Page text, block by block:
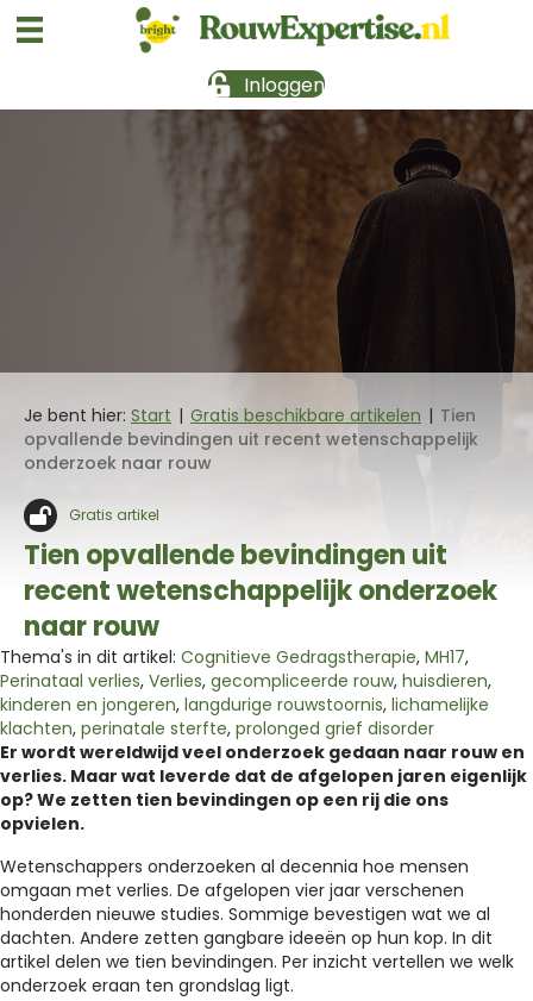
Inloggen
Je bent hier: Start | Gratis beschikbare artikelen | Tien
opvallende bevindingen uit recent wetenschappelijk
onderzoek naar rouw
Gratis artikel
Tien opvallende bevindingen uit
recent wetenschappelijk onderzoek
naar rouw
Thema's in dit artikel: Cognitieve Gedragstherapie, MH17,
Perinataal verlies, Verlies, gecompliceerde rouw, huisdieren,
kinderen en jongeren, langdurige rouwstoornis, lichamelijke
klachten, perinatale sterfte, prolonged grief disorder
Er wordt wereldwijd veel onderzoek gedaan naar rouw en
verlies. Maar wat leverde dat de afgelopen jaren eigenlijk
op? We zetten tien bevindingen op een rij die ons
opvielen.
Wetenschappers onderzoeken al decennia hoe mensen
omgaan met verlies. De afgelopen vier jaar verschenen
honderden nieuwe studies. Sommige bevestigen wat we al
dachten. Andere zetten gangbare ideeën op hun kop. In dit
artikel delen we tien bevindingen. Per inzicht vertellen we welk
onderzoek eraan ten grondslag ligt.